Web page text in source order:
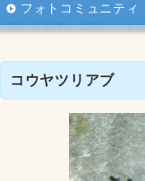
フォトコミュニティ
コウヤツリアブ